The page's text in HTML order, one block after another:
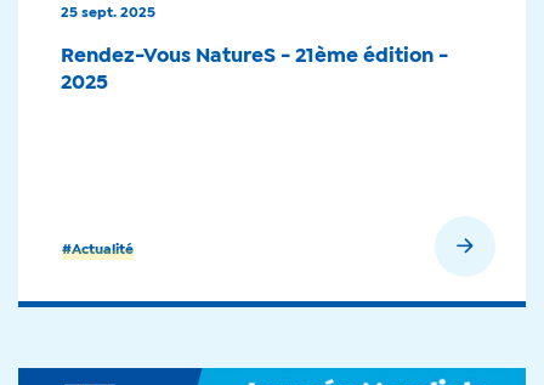
#Actualité
25 sept. 2025
Rendez-Vous NatureS - 21ème édition -
2025